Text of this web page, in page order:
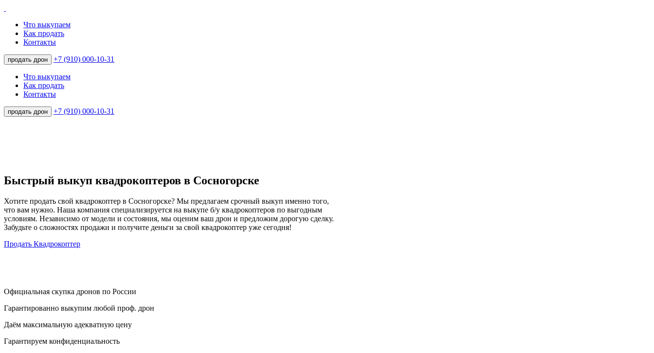
Что выкупаем
Как продать
Контакты
продать дрон +7 (910) 000-10-31
Что выкупаем
Как продать
Контакты
продать дрон +7 (910) 000-10-31
Быстрый выкуп квадрокоптеров в Сосногорске
Хотите продать свой квадрокоптер в Сосногорске? Мы предлагаем срочный выкуп именно того,
что вам нужно. Наша компания специализируется на выкупе б/у квадрокоптеров по выгодным
условиям. Независимо от модели и состояния, мы оценим ваш дрон и предложим дорогую сделку.
Забудьте о сложностях продажи и получите деньги за свой квадрокоптер уже сегодня!
Продать Квадрокоптер
Официальная скупка дронов по России
Гарантированно выкупим любой проф. дрон
Даём максимальную адекватную цену
Гарантируем конфиденциальность